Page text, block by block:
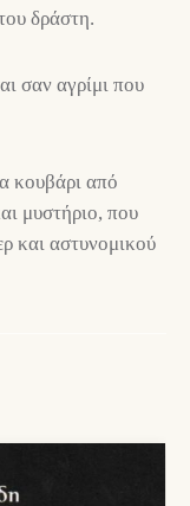
δράστη.
σαν αγρίμι που
κουβάρι από
μυστήριο, που
και αστυνομικού